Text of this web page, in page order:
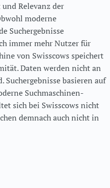
Relevanz der
moderne
Suchergebnisse
immer mehr Nutzer für
von Swisscows speichert
Daten werden nicht an
Suchergebnisse basieren auf
Suchmaschinen-
sich bei Swisscows nicht
demnach auch nicht in